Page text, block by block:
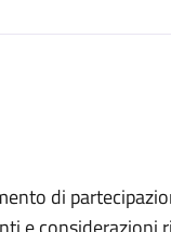
di